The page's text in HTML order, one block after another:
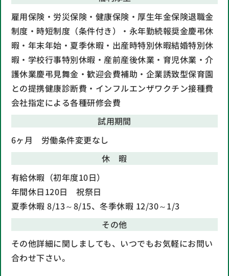
雇用保険・労災保険・健康保険・厚生年金保険退職金
制度・時短制度（条件付き）・永年勤続報奨金慶弔休
暇・年末年始・夏季休暇・出産時特別休暇結婚特別休
暇・学校行事特別休暇・産前産後休業・育児休業・介
護休業慶弔見舞金・歓迎会費補助・企業誘致型保育園
との提携健康診断費・インフルエンザワクチン接種費
会社指定による各種研修会費
試用期間
6ヶ月 労働条件変更なし
休 暇
有給休暇（初年度10日）
年間休日120日 祝祭日
夏季休暇 8/13～8/15、冬季休暇 12/30～1/3
その他
その他詳細に関しましても、いつでもお気軽にお問い
合わせ下さい。